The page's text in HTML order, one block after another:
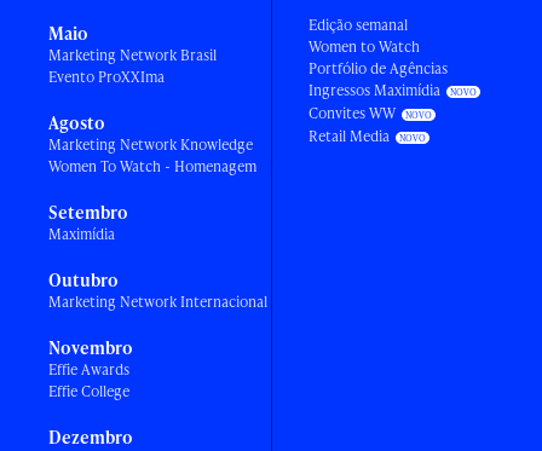
Maio
Marketing Network Brasil
Evento ProXXIma
Agosto
Marketing Network Knowledge
Women To Watch - Homenagem
Setembro
Maximídia
Outubro
Marketing Network Internacional
Novembro
Effie Awards
Effie College
Dezembro
Edição semanal
Women to Watch
Portfólio de Agências
Ingressos Maximídia
Convites WW
Retail Media